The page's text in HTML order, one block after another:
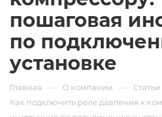
пошаговая
по
установке
Главная — О компании — Статьи
Как подключить реле давления к